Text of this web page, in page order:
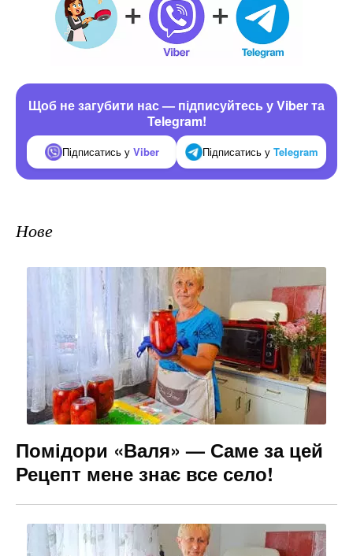
Щоб не загубити нас — підписуйтесь у Viber та
Telegram!
Підписатись у Viber Підписатись у Telegram
Нове
Помідори «Валя» — Саме за цей
Рецепт мене знає все село!